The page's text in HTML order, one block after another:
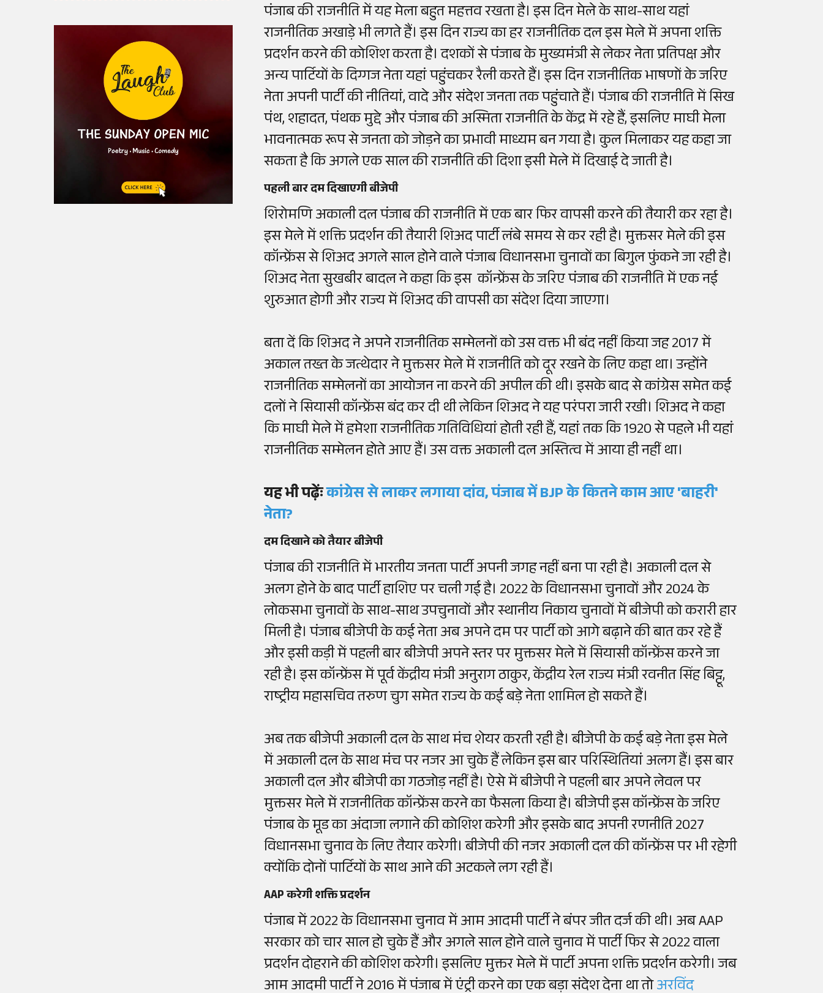
पंजाब की राजनीति में यह मेला बहुत महत्तव रखता है। इस दिन मेले के साथ-साथ यहां
राजनीतिक अखाड़े भी लगते हैं। इस दिन राज्य का हर राजनीतिक दल इस मेले में अपना शक्ति
प्रदर्शन करने की कोशिश करता है। दशकों से पंजाब के मुख्यमंत्री से लेकर नेता प्रतिपक्ष और
अन्य पार्टियों के दिग्गज नेता यहां पहुंचकर रैली करते हैं। इस दिन राजनीतिक भाषणों के जरिए
नेता अपनी पार्टी की नीतियां, वादे और संदेश जनता तक पहुंचाते हैं। पंजाब की राजनीति में सिख
पंथ, शहादत, पंथक मुद्दे और पंजाब की अस्मिता राजनीति के केंद्र में रहे हैं, इसलिए माघी मेला
भावनात्मक रूप से जनता को जोड़ने का प्रभावी माध्यम बन गया है। कुल मिलाकर यह कहा जा
सकता है कि अगले एक साल की राजनीति की दिशा इसी मेले में दिखाई दे जाती है।
पहली बार दम दिखाएगी बीजेपी
शिरोमणि अकाली दल पंजाब की राजनीति में एक बार फिर वापसी करने की तैयारी कर रहा है।
इस मेले में शक्ति प्रदर्शन की तैयारी शिअद पार्टी लंबे समय से कर रही है। मुक्तसर मेले की इस
कॉन्फ्रेंस से शिअद अगले साल होने वाले पंजाब विधानसभा चुनावों का बिगुल फुंकने जा रही है।
शिअद नेता सुखबीर बादल ने कहा कि इस कॉन्फ्रेंस के जरिए पंजाब की राजनीति में एक नई
शुरुआत होगी और राज्य में शिअद की वापसी का संदेश दिया जाएगा।
बता दें कि शिअद ने अपने राजनीतिक सम्मेलनों को उस वक्त भी बंद नहीं किया जह 2017 में
अकाल तख्त के जत्थेदार ने मुक्तसर मेले में राजनीति को दूर रखने के लिए कहा था। उन्होंने
राजनीतिक सम्मेलनों का आयोजन ना करने की अपील की थी। इसके बाद से कांग्रेस समेत कई
दलों ने सियासी कॉन्फ्रेंस बंद कर दी थी लेकिन शिअद ने यह परंपरा जारी रखी। शिअद ने कहा
कि माघी मेले में हमेशा राजनीतिक गतिविधियां होती रही हैं, यहां तक कि 1920 से पहले भी यहां
राजनीतिक सम्मेलन होते आए हैं। उस वक्त अकाली दल अस्तित्व में आया ही नहीं था।
यह भी पढ़ेंःकांग्रेस से लाकर लगाया दांव, पंजाब में BJP के कितने काम आए 'बाहरी'
नेता?
दम दिखाने को तैयार बीजेपी
पंजाब की राजनीति में भारतीय जनता पार्टी अपनी जगह नहीं बना पा रही है। अकाली दल से
अलग होने के बाद पार्टी हाशिए पर चली गई है। 2022 के विधानसभा चुनावों और 2024 के
लोकसभा चुनावों के साथ-साथ उपचुनावों और स्थानीय निकाय चुनावों में बीजेपी को करारी हार
मिली है। पंजाब बीजेपी के कई नेता अब अपने दम पर पार्टी को आगे बढ़ाने की बात कर रहे हैं
और इसी कड़ी में पहली बार बीजेपी अपने स्तर पर मुक्तसर मेले में सियासी कॉन्फ्रेंस करने जा
रही है। इस कॉन्फ्रेंस में पूर्व केंद्रीय मंत्री अनुराग ठाकुर, केंद्रीय रेल राज्य मंत्री रवनीत सिंह बिट्टू,
राष्ट्रीय महासचिव तरुण चुग समेत राज्य के कई बड़े नेता शामिल हो सकते हैं।
अब तक बीजेपी अकाली दल के साथ मंच शेयर करती रही है। बीजेपी के कई बड़े नेता इस मेले
में अकाली दल के साथ मंच पर नजर आ चुके हैं लेकिन इस बार परिस्थितियां अलग हैं। इस बार
अकाली दल और बीजेपी का गठजोड़ नहीं है। ऐसे में बीजेपी ने पहली बार अपने लेवल पर
मुक्तसर मेले में राजनीतिक कॉन्फ्रेंस करने का फैसला किया है। बीजेपी इस कॉन्फ्रेंस के जरिए
पंजाब के मूड का अंदाजा लगाने की कोशिश करेगी और इसके बाद अपनी रणनीति 2027
विधानसभा चुनाव के लिए तैयार करेगी। बीजेपी की नजर अकाली दल की कॉन्फ्रेंस पर भी रहेगी
क्योंकि दोनों पार्टियों के साथ आने की अटकले लग रही हैं।
AAP करेगी शक्ति प्रदर्शन
पंजाब में 2022 के विधानसभा चुनाव में आम आदमी पार्टी ने बंपर जीत दर्ज की थी। अब AAP
सरकार को चार साल हो चुके हैं और अगले साल होने वाले चुनाव में पार्टी फिर से 2022 वाला
प्रदर्शन दोहराने की कोशिश करेगी। इसलिए मुक्तर मेले में पार्टी अपना शक्ति प्रदर्शन करेगी। जब
आम आदमी पार्टी ने 2016 में पंजाब में एंट्री करने का एक बड़ा संदेश देना था तोअरविंद